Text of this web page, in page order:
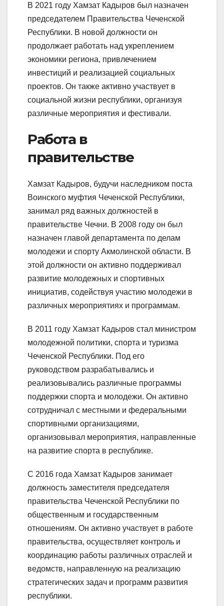
В 2021 году Хамзат Кадыров был назначен
председателем Правительства Чеченской
Республики. В новой должности он
продолжает работать над укреплением
экономики региона, привлечением
инвестиций и реализацией социальных
проектов. Он также активно участвует в
социальной жизни республики, организуя
различные мероприятия и фестивали.
Работа в
правительстве
Хамзат Кадыров, будучи наследником поста
Воинского муфтия Чеченской Республики,
занимал ряд важных должностей в
правительстве Чечни. В 2008 году он был
назначен главой департамента по делам
молодежи и спорту Акмолинской области. В
этой должности он активно поддерживал
развитие молодежных и спортивных
инициатив, содействуя участию молодежи в
различных мероприятиях и программам.
В 2011 году Хамзат Кадыров стал министром
молодежной политики, спорта и туризма
Чеченской Республики. Под его
руководством разрабатывались и
реализовывались различные программы
поддержки спорта и молодежи. Он активно
сотрудничал с местными и федеральными
спортивными организациями,
организовывал мероприятия, направленные
на развитие спорта в республике.
С 2016 года Хамзат Кадыров занимает
должность заместителя председателя
правительства Чеченской Республики по
общественным и государственным
отношениям. Он активно участвует в работе
правительства, осуществляет контроль и
координацию работы различных отраслей и
ведомств, направленную на реализацию
стратегических задач и программ развития
республики.